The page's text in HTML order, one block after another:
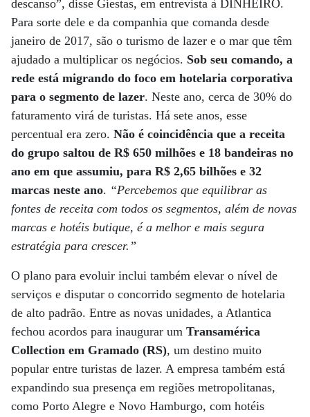
descanso”, disse Giestas, em entrevista à DINHEIRO.
Para sorte dele e da companhia que comanda desde
janeiro de 2017, são o turismo de lazer e o mar que têm
ajudado a multiplicar os negócios. Sob seu comando, a
rede está migrando do foco em hotelaria corporativa
para o segmento de lazer. Neste ano, cerca de 30% do
faturamento virá de turistas. Há sete anos, esse
percentual era zero. Não é coincidência que a receita
do grupo saltou de R$ 650 milhões e 18 bandeiras no
ano em que assumiu, para R$ 2,65 bilhões e 32
marcas neste ano. “Percebemos que equilibrar as
fontes de receita com todos os segmentos, além de novas
marcas e hotéis butique, é a melhor e mais segura
estratégia para crescer.”
O plano para evoluir inclui também elevar o nível de
serviços e disputar o concorrido segmento de hotelaria
de alto padrão. Entre as novas unidades, a Atlantica
fechou acordos para inaugurar um Transamérica
Collection em Gramado (RS), um destino muito
popular entre turistas de lazer. A empresa também está
expandindo sua presença em regiões metropolitanas,
como Porto Alegre e Novo Hamburgo, com hotéis